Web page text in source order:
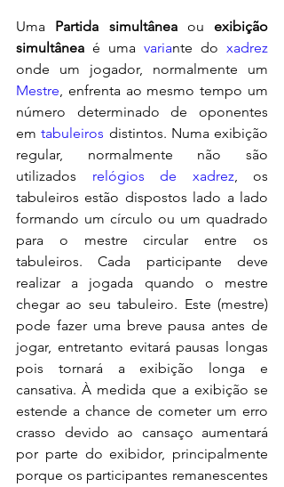
Uma Partida simultânea ou exibição
simultânea é uma variante do xadrez
Mestre, enfrenta ao mesmo tempo um
número determinado de oponentes
em tabuleiros distintos. Numa exibição
regular, normalmente não são
utilizados relógios de xadrez, os
tabuleiros estão dispostos lado a lado
formando um círculo ou um quadrado
para o mestre circular entre os
tabuleiros. Cada participante deve
realizar a jogada quando o mestre
chegar ao seu tabuleiro. Este (mestre)
pode fazer uma breve pausa antes de
jogar, entretanto evitará pausas longas
pois tornará a exibição longa e
cansativa. À medida que a exibição se
estende a chance de cometer um erro
crasso devido ao cansaço aumentará
por parte do exibidor, principalmente
porque os participantes remanescentes